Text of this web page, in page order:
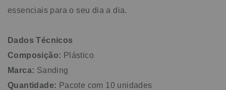
essenciais para o seu dia a dia.
Dados Técnicos
Composição: Plástico
Marca: Sanding
Quantidade: Pacote com 10 unidades